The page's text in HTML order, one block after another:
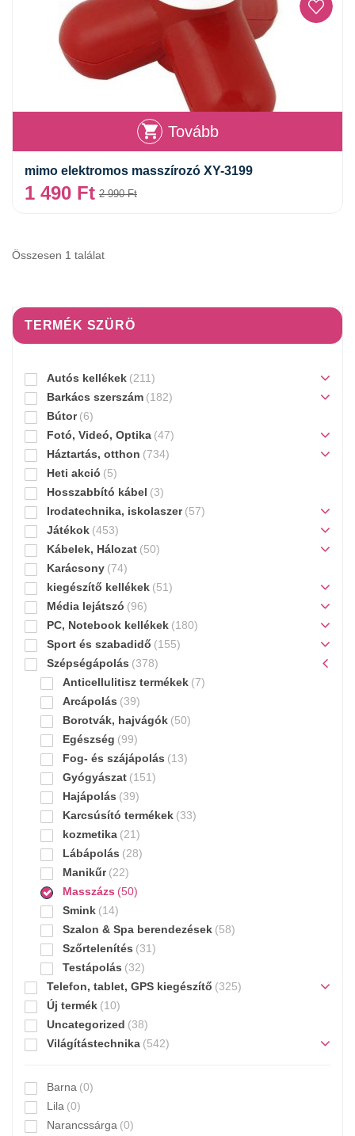
Tovább
mimo elektromos masszírozó XY-3199
2 990Ft
1 490 Ft
Összesen 1 találat
TERMÉK SZÜRÖ
Autós kellékek (211)
Barkács szerszám (182)
Bútor (6)
Fotó, Videó, Optika (47)
Háztartás, otthon (734)
Heti akció (5)
Hosszabbító kábel (3)
Irodatechnika, iskolaszer (57)
Játékok (453)
Kábelek, Hálozat (50)
Karácsony (74)
kiegészítő kellékek (51)
Média lejátszó (96)
PC, Notebook kellékek (180)
Sport és szabadidő (155)
Szépségápolás (378)
Anticellulitisz termékek (7)
Arcápolás (39)
Borotvák, hajvágók (50)
Egészség (99)
Fog- és szájápolás (13)
Gyógyászat (151)
Hajápolás (39)
Karcsúsító termékek (33)
kozmetika (21)
Lábápolás (28)
Manikűr (22)
Masszázs (50)
Smink (14)
Szalon & Spa berendezések (58)
Szőrtelenítés (31)
Testápolás (32)
Telefon, tablet, GPS kiegészítő (325)
Új termék (10)
Uncategorized (38)
Világítástechnika (542)
Barna (0)
Lila (0)
Narancssárga (0)